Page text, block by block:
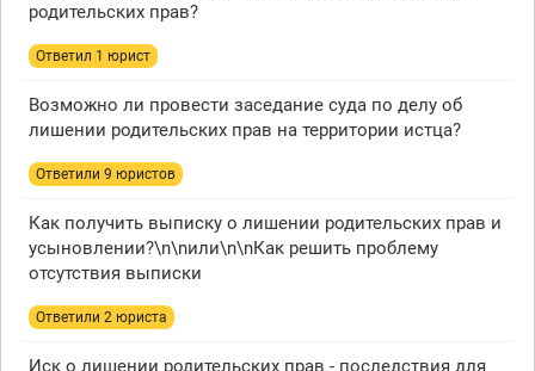
родительских прав?
Ответил 1 юрист
Возможно ли провести заседание суда по делу об
лишении родительских прав на территории истца?
Ответили 9 юристов
Как получить выписку о лишении родительских прав и
усыновлении?\n\nили\n\nКак решить проблему
отсутствия выписки
Ответили 2 юристa
Иск о лишении родительских прав - последствия для